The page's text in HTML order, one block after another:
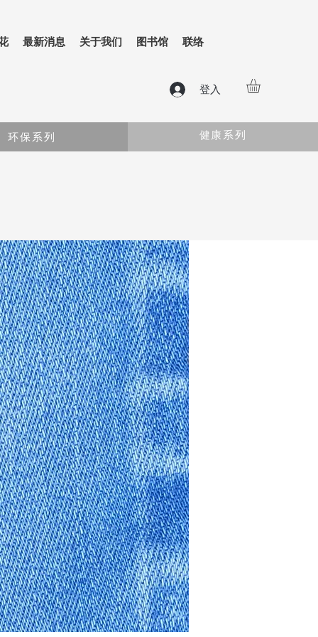
最新消息 关于我们 图书馆 联络
登入
环保系列 健康系列